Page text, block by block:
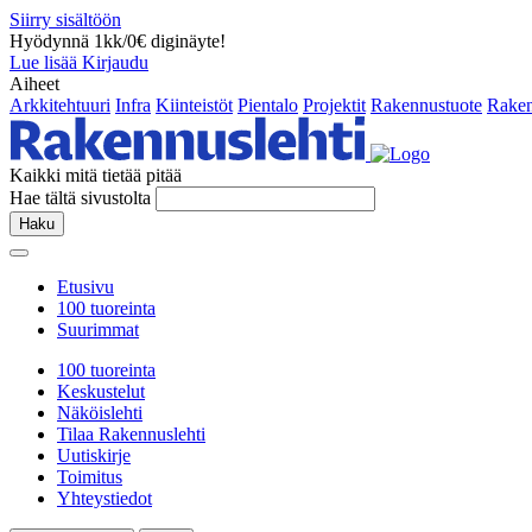
Siirry sisältöön
Hyödynnä 1kk/0€ diginäyte!
Lue lisää Kirjaudu
Aiheet
Arkkitehtuuri Infra Kiinteistöt Pientalo Projektit Rakennustuote
Kaikki mitä tietää pitää
Hae tältä sivustolta
Haku
Etusivu
100 tuoreinta
Suurimmat
100 tuoreinta
Keskustelut
Näköislehti
Tilaa Rakennuslehti
Uutiskirje
Toimitus
Yhteystiedot